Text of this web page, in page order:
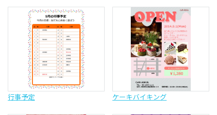
行事予定 ケーキバイキング